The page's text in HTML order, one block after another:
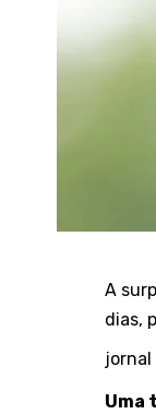
A
dias,
jornal
Uma